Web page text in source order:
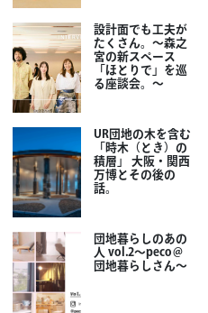
設計面でも工夫が
たくさん。～森之
宮の新スペース
「ほとりで」を巡
る座談会。～
UR団地の木を含む
「時木（とき）の
積層」 大阪・関西
万博とその後の
話。
団地暮らしのあの
人 vol.2～peco＠
団地暮らしさん～